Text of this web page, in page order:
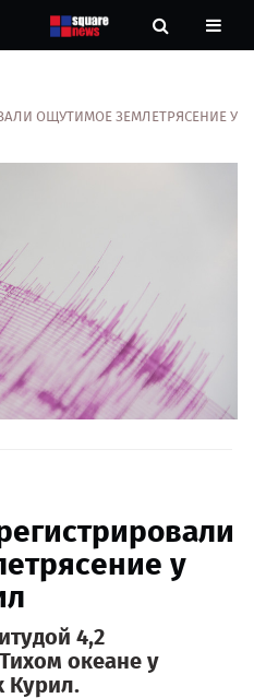
ОЩУТИМОЕ ЗЕМЛЕТРЯСЕНИЕ У
у
4,2
океане у
Курил.